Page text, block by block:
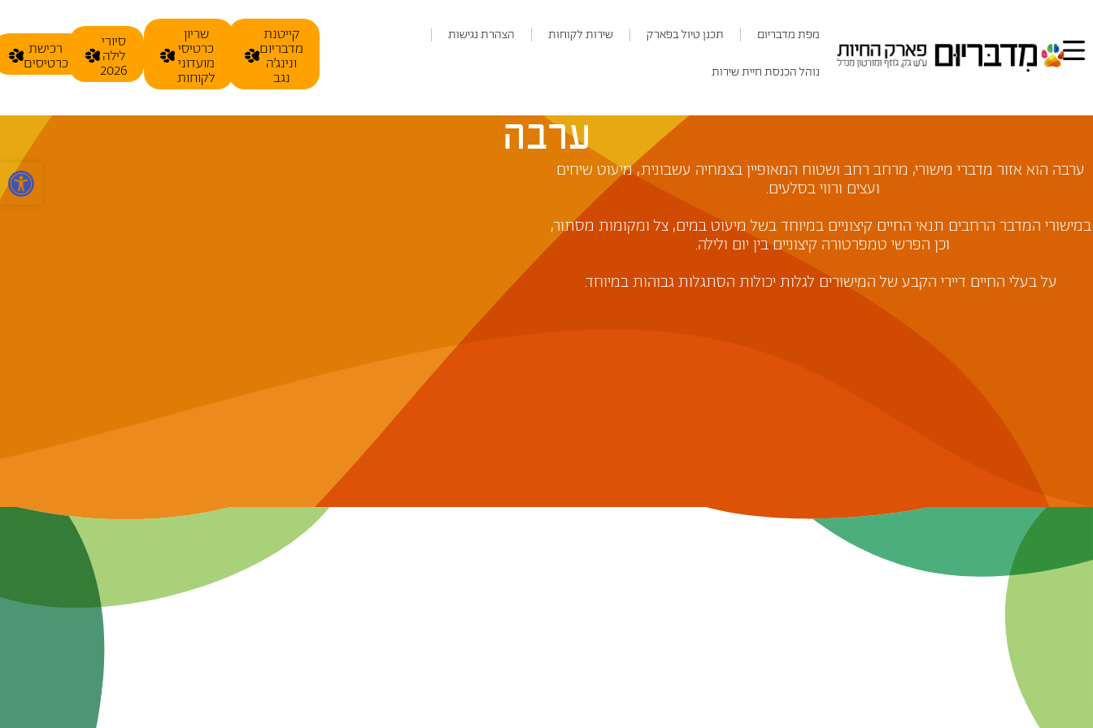
פתח
מפת מדבריום תכנן טיול בפארק שירות לקוחות הצהרת נגישות
נוהל הכנסת חיית שירות
קייטנת
מדבריום
ונינג׳ה
נגב
שריון
כרטיסי
מועדוני
לקוחות
סיורי
לילה
2026
רכישת
כרטיסים
ערבה
ערבה הוא אזור מדברי מישורי, מרחב רחב ושטוח המאופיין בצמחיה עשבונית, מיעוט שיחים
ועצים ורווי בסלעים.
במישורי המדבר הרחבים תנאי החיים קיצוניים במיוחד בשל מיעוט במים, צל ומקומות מסתור,
וכן הפרשי טמפרטורה קיצוניים בין יום ולילה.
על בעלי החיים דיירי הקבע של המישורים לגלות יכולות הסתגלות גבוהות במיוחד.